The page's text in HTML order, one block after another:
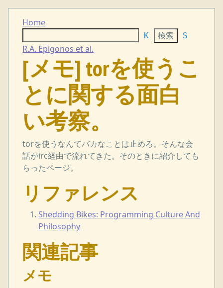
Home
K S
R.A. Epigonos et al.
[メモ] torを使うこ
とに関する面白
い考察。
torを使うなんてバカなことは止めろ。そんな会
話がirc経由で流れてきた。そのときに紹介しても
らったページ。
リファレンス
Shedding Bikes: Programming Culture And
Philosophy
関連記事
メモ